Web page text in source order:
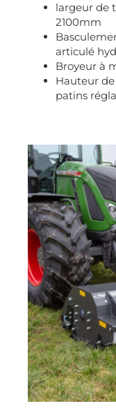
largeur de
2100mm
articulé
Broyeur à
Hauteur de
patins